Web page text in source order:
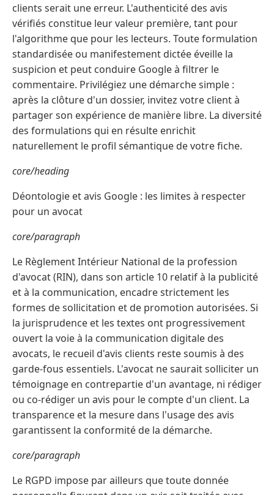
clients serait une erreur. L'authenticité des avis
vérifiés constitue leur valeur première, tant pour
l'algorithme que pour les lecteurs. Toute formulation
standardisée ou manifestement dictée éveille la
suspicion et peut conduire Google à filtrer le
commentaire. Privilégiez une démarche simple :
après la clôture d'un dossier, invitez votre client à
partager son expérience de manière libre. La diversité
des formulations qui en résulte enrichit
naturellement le profil sémantique de votre fiche.
core/heading
Déontologie et avis Google : les limites à respecter
pour un avocat
core/paragraph
Le Règlement Intérieur National de la profession
d'avocat (RIN), dans son article 10 relatif à la publicité
et à la communication, encadre strictement les
formes de sollicitation et de promotion autorisées. Si
la jurisprudence et les textes ont progressivement
ouvert la voie à la communication digitale des
avocats, le recueil d'avis clients reste soumis à des
garde-fous essentiels. L'avocat ne saurait solliciter un
témoignage en contrepartie d'un avantage, ni rédiger
ou co-rédiger un avis pour le compte d'un client. La
transparence et la mesure dans l'usage des avis
garantissent la conformité de la démarche.
core/paragraph
Le RGPD impose par ailleurs que toute donnée